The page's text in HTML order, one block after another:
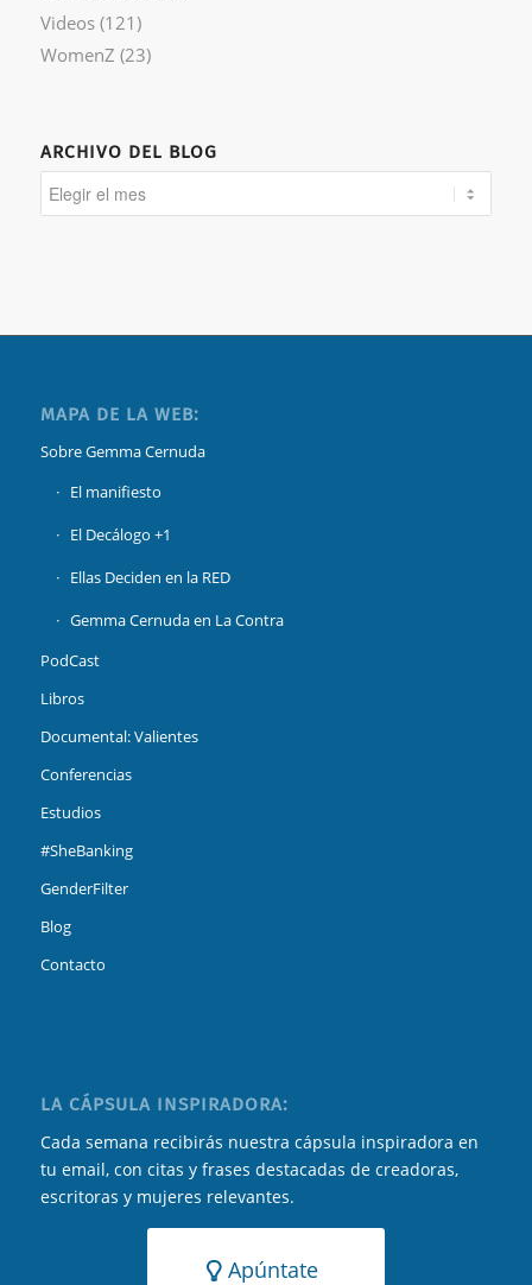
Videos(121)
WomenZ (23)
ARCHIVO DEL BLOG
MAPA DE LA WEB:
Sobre Gemma Cernuda
El manifiesto
El Decálogo +1
Ellas Deciden en la RED
Gemma Cernuda en La Contra
PodCast
Libros
Documental: Valientes
Conferencias
Estudios
#SheBanking
GenderFilter
Blog
Contacto
LA CÁPSULA INSPIRADORA:
Cada semana recibirás nuestra cápsula inspiradora en
tu email, con citas y frases destacadas de creadoras,
escritoras y mujeres relevantes.
Apúntate